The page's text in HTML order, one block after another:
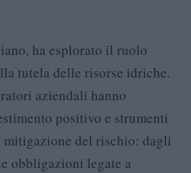
ha esplorato il ruolo
tutela delle risorse idriche.
aziendali hanno
positivo e strumenti
mitigazione del rischio: dagli
obbligazioni legate a